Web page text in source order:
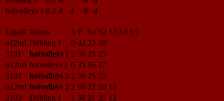
hotvolleys 1 6 2 4 4 : 8 4
Liga/# Teams S P S1 S2 S3 S4 S5
u12m1 Döbling 1 0 42 22 20
3101
hotvolleys 1 2 50 25 25
u12m1 hotvolleys 1 0 33 16 17
3102
hotvolleys 2 2 50 25 25
u12m1 hotvolleys 2 2 60 25 20 15
3103
Döbling 1 1 58 21 25 12